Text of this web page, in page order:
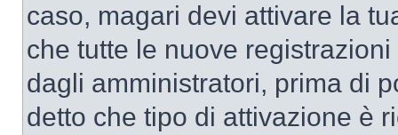
caso, magari devi attivare la
che tutte le nuove
dagli amministratori, prima di
detto che tipo di attivazione è